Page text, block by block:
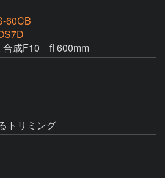
60CB
成F10　fl 600mm
トリミング